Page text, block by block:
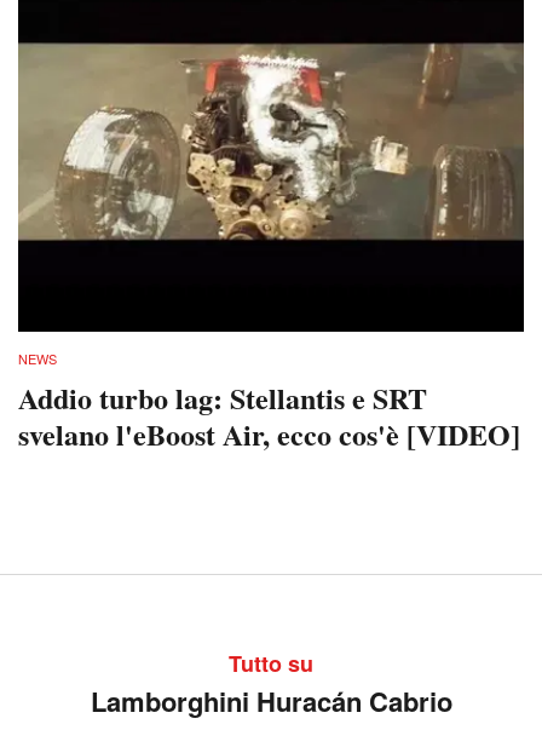
NEWS
Addio turbo lag: Stellantis e SRT
svelano l'eBoost Air, ecco cos'è [VIDEO]
Tutto su
Lamborghini Huracán Cabrio